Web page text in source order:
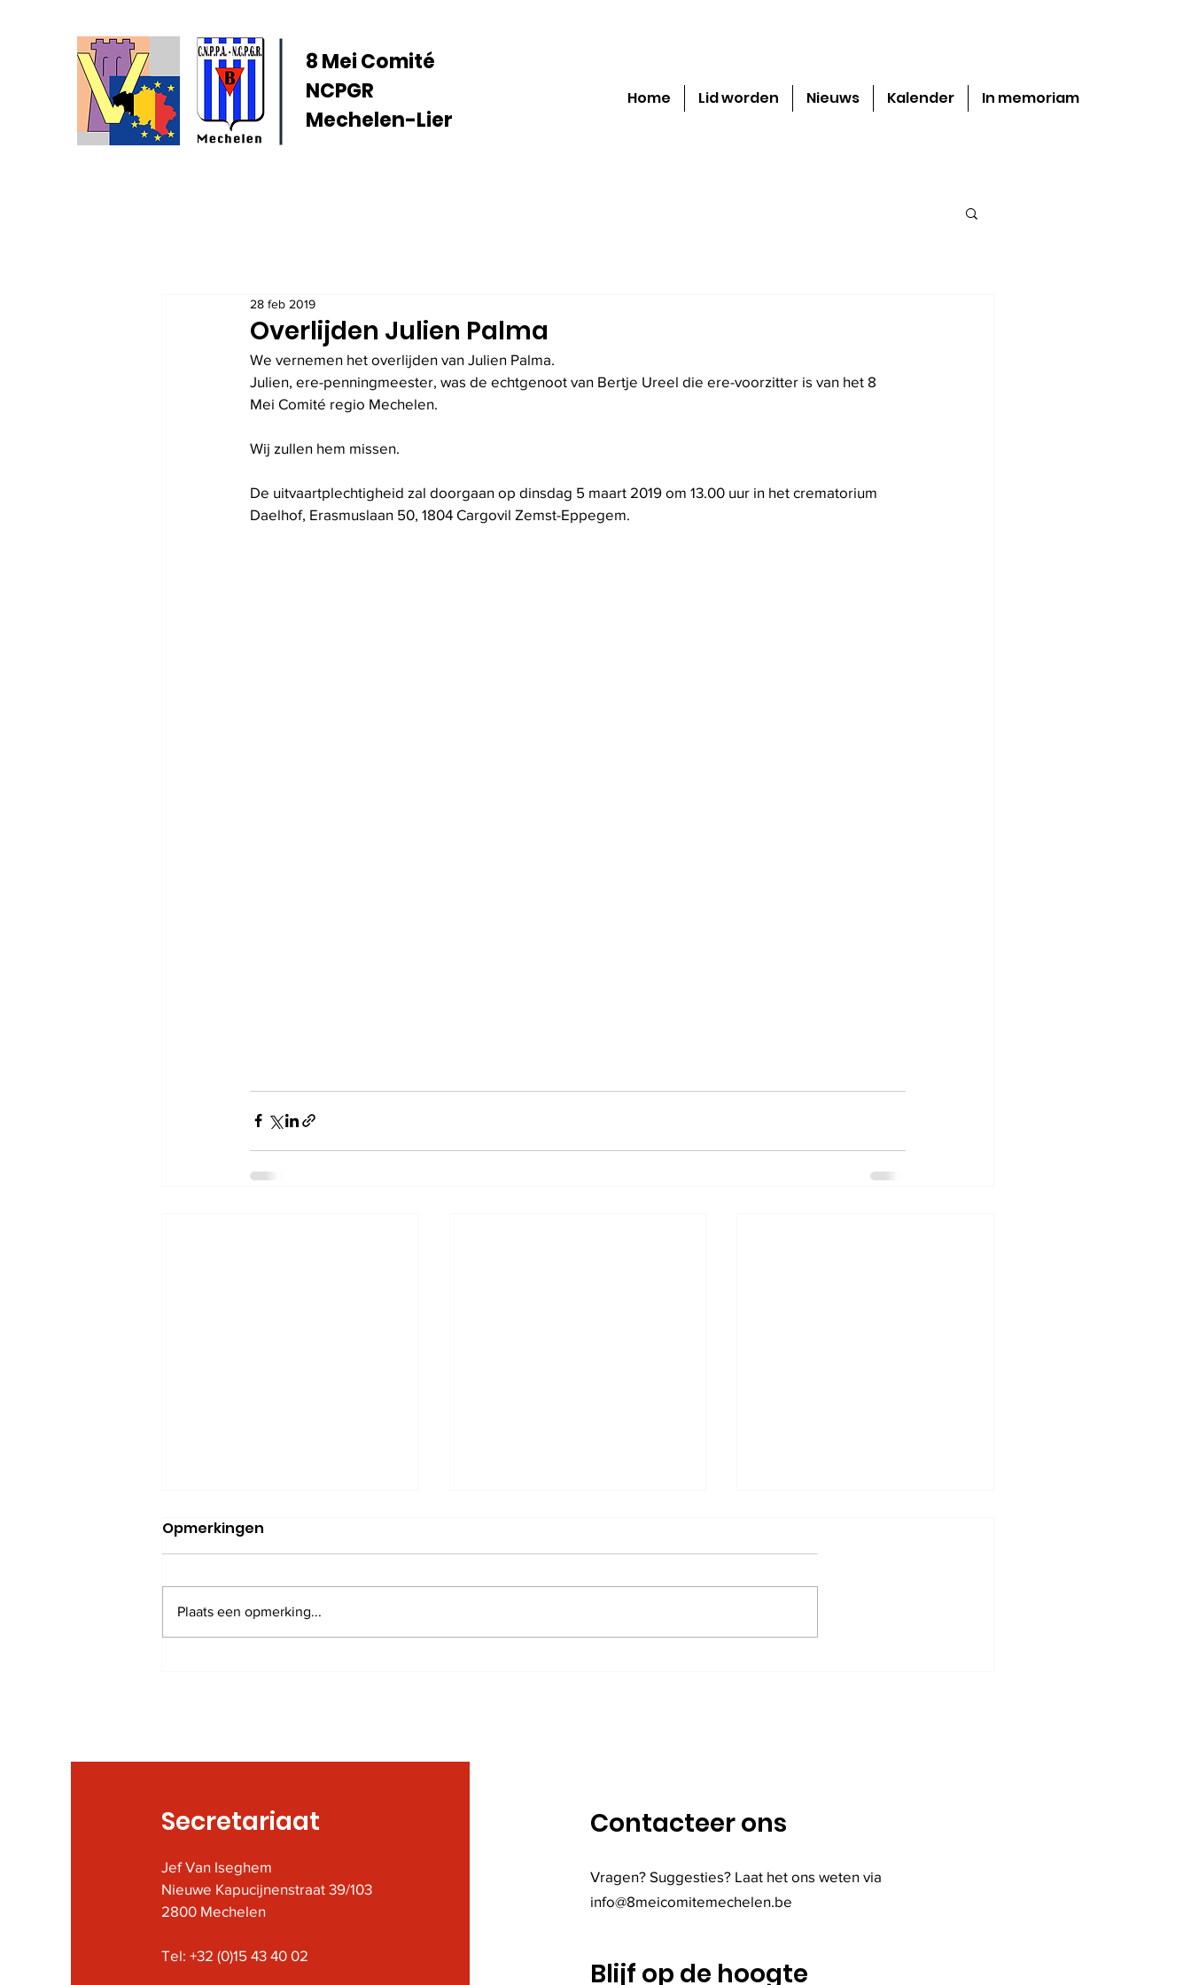
8 Mei Comité
NCPGR
Mechelen-Lier
Home Lid worden Nieuws Kalender In memoriam
Overlijden Julien Palma
28 feb 2019
We vernemen het overlijden van Julien Palma.
Julien, ere-penningmeester, was de echtgenoot van Bertje Ureel die ere-voorzitter is van het 8
Mei Comité regio Mechelen.
Wij zullen hem missen.
De uitvaartplechtigheid zal doorgaan op dinsdag 5 maart 2019 om 13.00 uur in het crematorium
Daelhof, Erasmuslaan 50, 1804 Cargovil Zemst-Eppegem.
Opmerkingen
Plaats een opmerking...
Secretariaat
Jef Van Iseghem
Nieuwe Kapucijnenstraat 39/103
2800 Mechelen
Tel: +32 (0)15 43 40 02
Contacteer ons
Vragen? Suggesties? Laat het ons weten via
info@8meicomitemechelen.be
Blijf op de hoogte